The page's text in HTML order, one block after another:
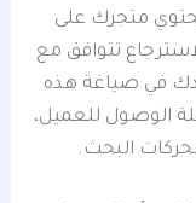
متجرك على
تتوافق مع
في صياغة هذه
الوصول للعميل،
البحث.